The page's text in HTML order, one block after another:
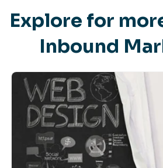
Explore for
Inbound